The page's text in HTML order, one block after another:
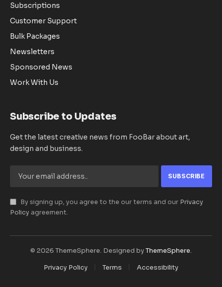
Subscriptions
Customer Support
Bulk Packages
Newsletters
Sponsored News
Work With Us
Subscribe to Updates
Get the latest creative news from FooBar about art,
design and business.
By signing up, you agree to the our terms and our Privacy
Policy agreement.
© 2026 ThemeSphere. Designed byThemeSphere.
Privacy Policy
Terms Accessibility